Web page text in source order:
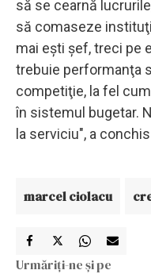
să se cearnă
să comaseze
mai eşti şef, treci pe
trebuie performanţa
competiţie, la fel
în sistemul bugetar.
la serviciu", a
marcel ciolacu
Urmăriți-ne și pe